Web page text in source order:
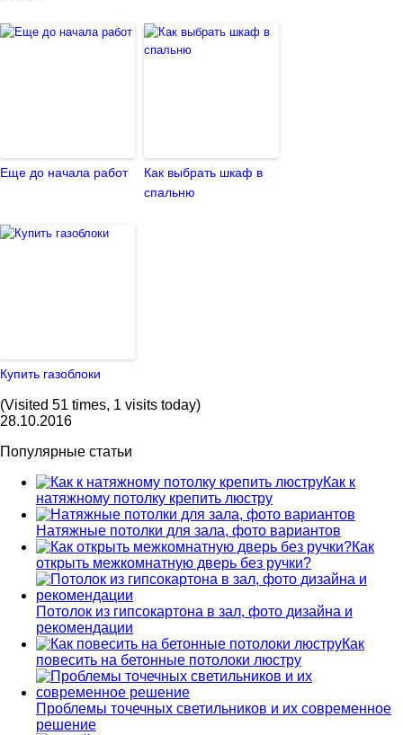
Еще до начала работ
Как выбрать шкаф в
спальню
Купить газоблоки
(Visited 51 times, 1 visits today)
28.10.2016
Популярные статьи
Как к
натяжному потолку крепить люстру
Натяжные потолки для зала, фото вариантов
Как
открыть межкомнатную дверь без ручки?
Потолок из гипсокартона в зал, фото дизайна и
рекомендации
Как
повесить на бетонные потолоки люстру
Проблемы точечных светильников и их современное
решение